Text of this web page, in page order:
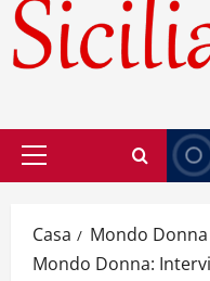
Menù
Casa
Mondo Donna
Mondo Donna: